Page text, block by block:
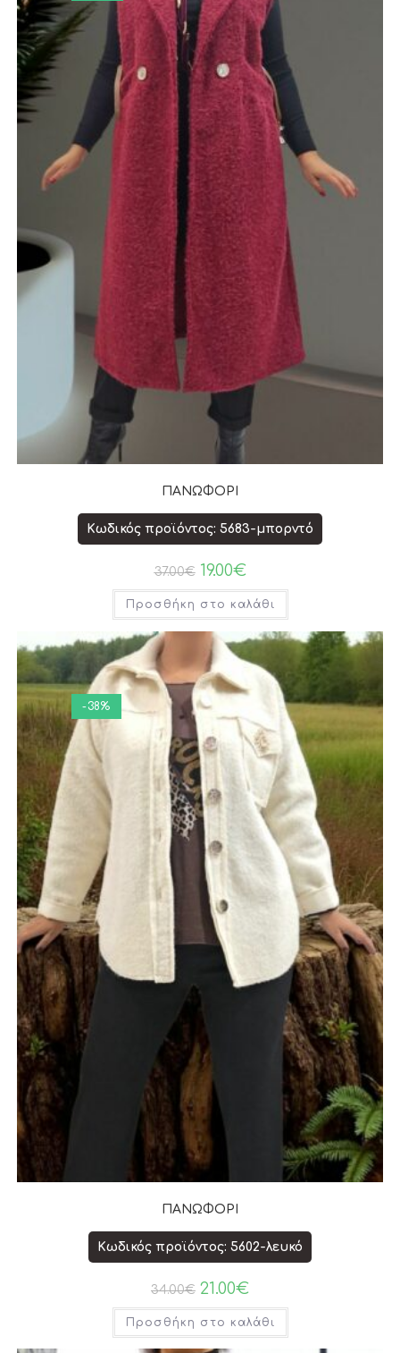
ΠΑΝΩΦΟΡΙ
Κωδικός προϊόντος: 5683-μπορντό
37.00€ 19.00€
Προσθήκη στο καλάθι
-38%
ΠΑΝΩΦΟΡΙ
Κωδικός προϊόντος: 5602-λευκό
34.00€ 21.00€
Προσθήκη στο καλάθι